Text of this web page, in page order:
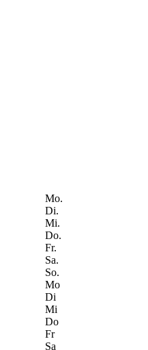
Mo.
Di.
Mi.
Do.
Fr.
Sa.
So.
Mo
Di
Mi
Do
Fr
Sa